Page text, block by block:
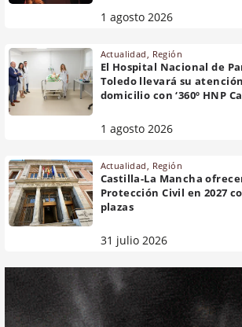
1 agosto 2026
Actualidad, Región
El Hospital Nacional de
Toledo llevará su
domicilio con ‘360º HNP
1 agosto 2026
Actualidad Región
Castilla-La Mancha
Protección Civil en 2027
plazas
31 julio 2026